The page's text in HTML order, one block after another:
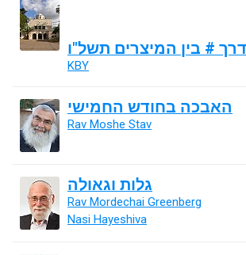
# בין המיצרים תשל"ו
KBY
האבכה בחודש החמישי
Rav Moshe Stav
גלות וגאולה
Rav Mordechai Greenberg
Nasi Hayeshiva